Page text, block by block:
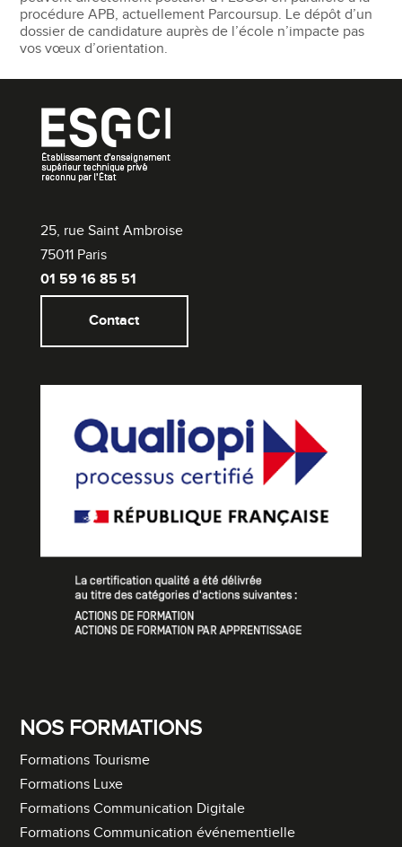
procédure APB, actuellement Parcoursup. Le dépôt d’un
dossier de candidature auprès de l’école n’impacte pas
vos vœux d’orientation.
25, rue Saint Ambroise
75011 Paris
01 59 16 85 51
Contact
NOS FORMATIONS
Formations Tourisme
Formations Luxe
Formations Communication Digitale
Formations Communication événementielle